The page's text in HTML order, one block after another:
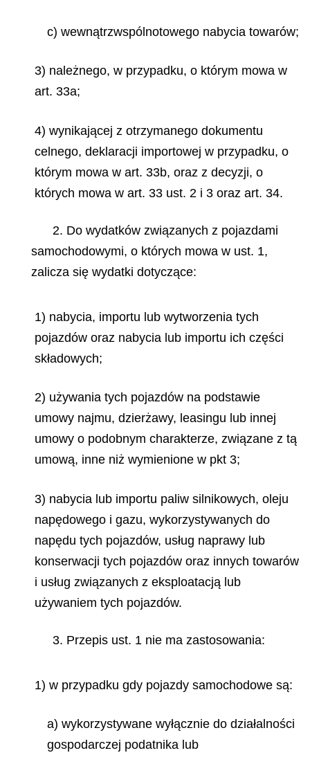
c) wewnątrzwspólnotowego nabycia towarów;
3) należnego, w przypadku, o którym mowa w
art. 33a;
4) wynikającej z otrzymanego dokumentu
celnego, deklaracji importowej w przypadku, o
którym mowa w art. 33b, oraz z decyzji, o
których mowa w art. 33 ust. 2 i 3 oraz art. 34.
2. Do wydatków związanych z pojazdami
samochodowymi, o których mowa w ust. 1,
zalicza się wydatki dotyczące:
1) nabycia, importu lub wytworzenia tych
pojazdów oraz nabycia lub importu ich części
składowych;
2) używania tych pojazdów na podstawie
umowy najmu, dzierżawy, leasingu lub innej
umowy o podobnym charakterze, związane z tą
umową, inne niż wymienione w pkt 3;
3) nabycia lub importu paliw silnikowych, oleju
napędowego i gazu, wykorzystywanych do
napędu tych pojazdów, usług naprawy lub
konserwacji tych pojazdów oraz innych towarów
i usług związanych z eksploatacją lub
używaniem tych pojazdów.
3. Przepis ust. 1 nie ma zastosowania:
1) w przypadku gdy pojazdy samochodowe są:
a) wykorzystywane wyłącznie do działalności
gospodarczej podatnika lub